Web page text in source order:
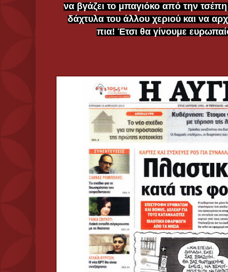
να βγάζει το μπαγιόκο από την τσέπη
δάχτυλα του άλλου χεριού και να
πια! Έτσι θα γίνουμε